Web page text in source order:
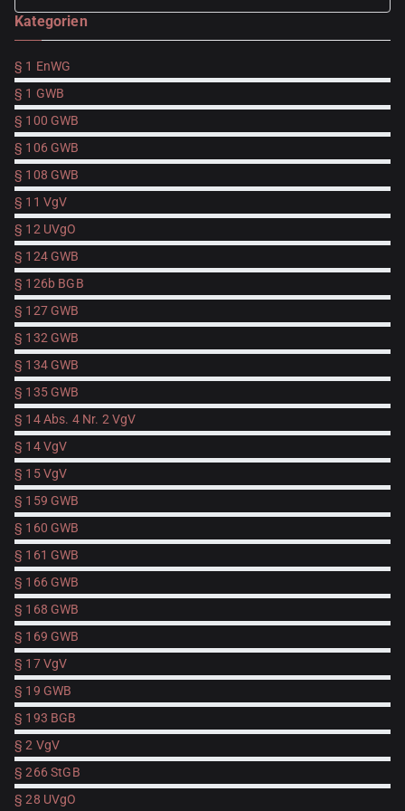
Kategorien
§ 1 EnWG
§ 1 GWB
§ 100 GWB
§ 106 GWB
§ 108 GWB
§ 11 VgV
§ 12 UVgO
§ 124 GWB
§ 126b BGB
§ 127 GWB
§ 132 GWB
§ 134 GWB
§ 135 GWB
§ 14 Abs. 4 Nr. 2 VgV
§ 14 VgV
§ 15 VgV
§ 159 GWB
§ 160 GWB
§ 161 GWB
§ 166 GWB
§ 168 GWB
§ 169 GWB
§ 17 VgV
§ 19 GWB
§ 193 BGB
§ 2 VgV
§ 266 StGB
§ 28 UVgO